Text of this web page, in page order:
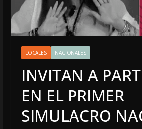
LOCALES NACIONALES
INVITAN A
EN EL PRIMER
SIMULACRO